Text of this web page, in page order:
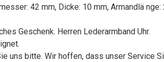
42 mm, Dicke: 10 mm, Armandlä nge:
Geschenk. Herren Lederarmband Uhr.
uns bitte. Wir hoffen, dass unser Service